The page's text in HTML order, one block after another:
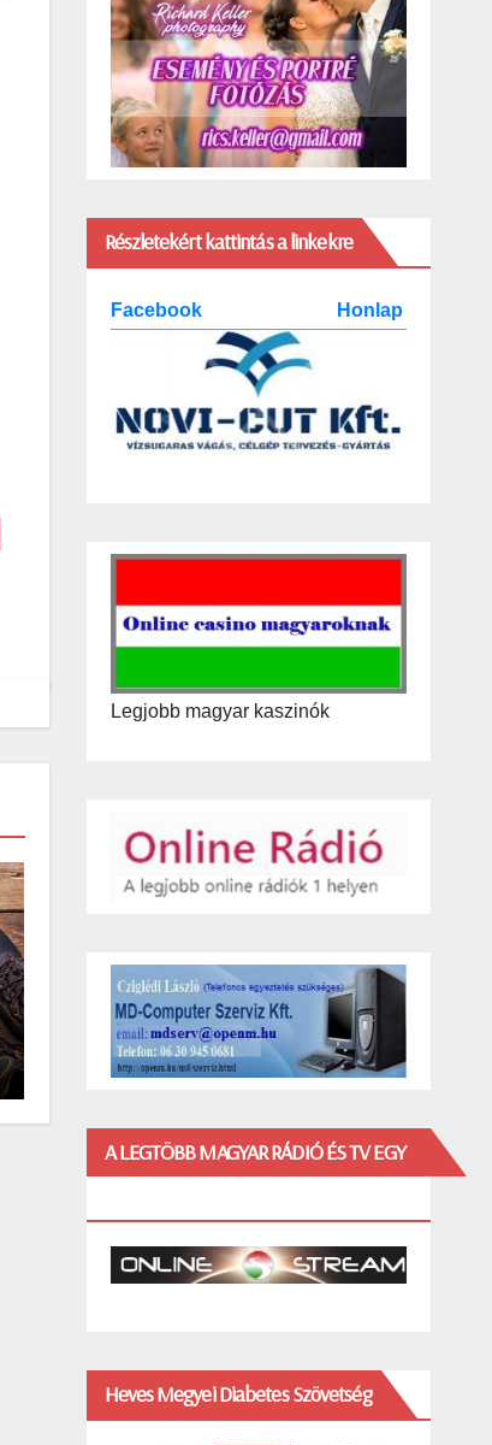
Részletekért kattintás a linkekre
Facebook Honlap
Legjobb magyar kaszinók
A LEGTÖBB MAGYAR RÁDIÓ ÉS TV EGY
Heves Megyei Diabetes Szövetség